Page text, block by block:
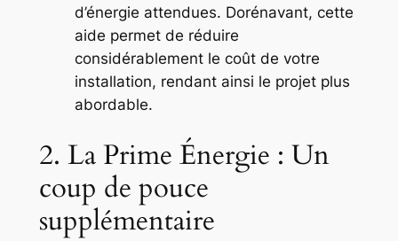
d’énergie attendues. Dorénavant, cette
aide permet de réduire
considérablement le coût de votre
installation, rendant ainsi le projet plus
abordable.
2. La Prime Énergie : Un
coup de pouce
supplémentaire